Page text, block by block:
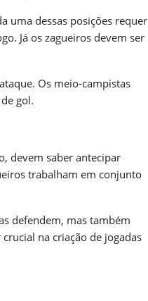
uma dessas posições requer
Já os zagueiros devem ser
Os meio-campistas
gol.
devem saber antecipar
trabalham em conjunto
defendem, mas também
na criação de jogadas